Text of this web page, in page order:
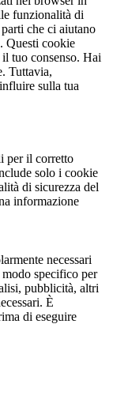
funzionalità di
che ci aiutano
Questi cookie
tuo consenso. Hai
Tuttavia,
sulla tua
per il corretto
solo i cookie
di sicurezza del
informazione
necessari
specifico per
pubblicità, altri
È
di eseguire